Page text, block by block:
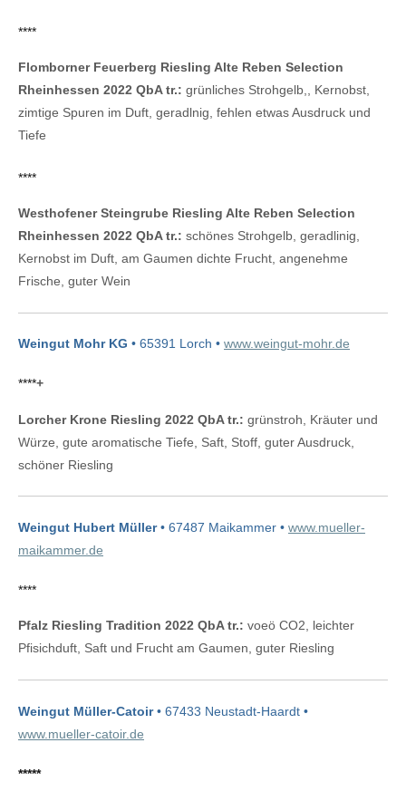
****
Flomborner Feuerberg Riesling Alte Reben Selection
Rheinhessen 2022 QbA tr.: grünliches Strohgelb,, Kernobst,
zimtige Spuren im Duft, geradlnig, fehlen etwas Ausdruck und
Tiefe
****
Westhofener Steingrube Riesling Alte Reben Selection
Rheinhessen 2022 QbA tr.: schönes Strohgelb, geradlinig,
Kernobst im Duft, am Gaumen dichte Frucht, angenehme
Frische, guter Wein
Weingut Mohr KG • 65391 Lorch • www.weingut-mohr.de
****+
Lorcher Krone Riesling 2022 QbA tr.: grünstroh, Kräuter und
Würze, gute aromatische Tiefe, Saft, Stoff, guter Ausdruck,
schöner Riesling
Weingut Hubert Müller• 67487 Maikammer • www.mueller-
maikammer.de
****
Pfalz Riesling Tradition 2022 QbA tr.: voeö CO2, leichter
Pfisichduft, Saft und Frucht am Gaumen, guter Riesling
Weingut Müller-Catoir• 67433 Neustadt-Haardt •
www.mueller-catoir.de
*****